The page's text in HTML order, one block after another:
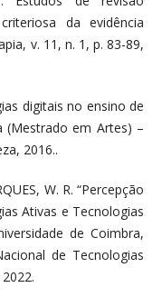
da evidência
v. 11, n. 1, p. 83-89,
digitais no ensino de
(Mestrado em Artes) –
2016..
W. R. “Percepção
Ativas e Tecnologias
de Coimbra,
de Tecnologias